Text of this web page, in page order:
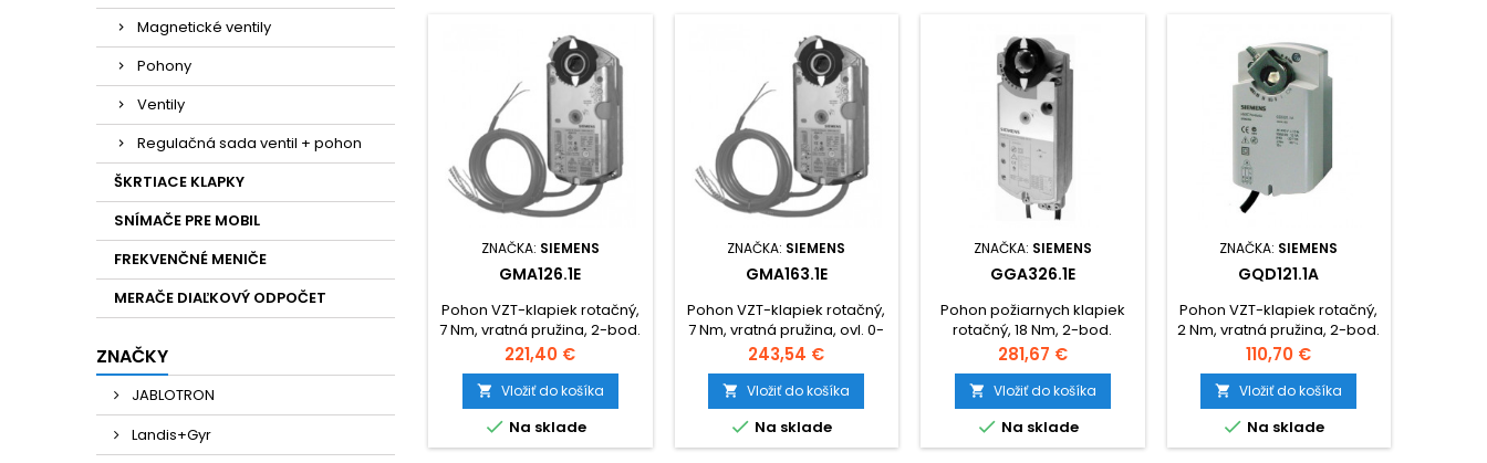
Magnetické ventily
Pohony
Ventily
Regulačná sada ventil + pohon
ŠKRTIACE KLAPKY
SNÍMAČE PRE MOBIL
FREKVENČNÉ MENIČE
MERAČE DIAĽKOVÝ ODPOČET
ZNAČKY
JABLOTRON
Landis+Gyr
ZNAČKA: SIEMENS
GMA126.1E
Pohon VZT-klapiek rotačný,
7 Nm, vratná pružina, 2-bod.
ovl., AC 24V / DC 24V...48V,
2 spínania.
Cena
221,40 €
 Vložiť do košíka
 Na sklade
ZNAČKA: SIEMENS
GMA163.1E
Pohon VZT-klapiek rotačný,
7 Nm, vratná pružina, ovl. 0-
10V= nastav., AV 24V / DC
24V...48V
Cena
243,54 €
 Vložiť do košíka
 Na sklade
ZNAČKA: SIEMENS
GGA326.1E
Pohon požiarnych klapiek
rotačný, 18 Nm, 2-bod.
ovládanie, vratná pružina,
230V~
Cena
281,67 €
 Vložiť do košíka
 Na sklade
ZNAČKA: SIEMENS
GQD121.1A
Pohon VZT-klapiek rotačný,
2 Nm, vratná pružina, 2-bod.
ovl. , 24V~
Cena
110,70 €
 Vložiť do košíka
 Na sklade